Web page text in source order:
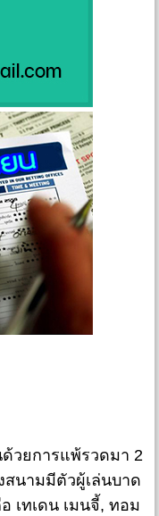
ยการแพ้รวดมา 2
นามมีตัวผู้เล่นบาด
เทเดน เมนจี้, ทอม